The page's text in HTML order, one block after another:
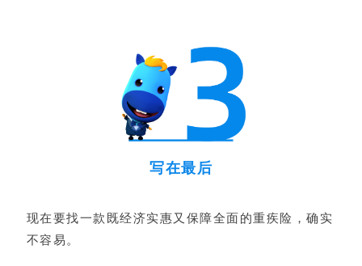
写在最后
现在要找一款既经济实惠又保障全面的重疾险，确实
不容易。